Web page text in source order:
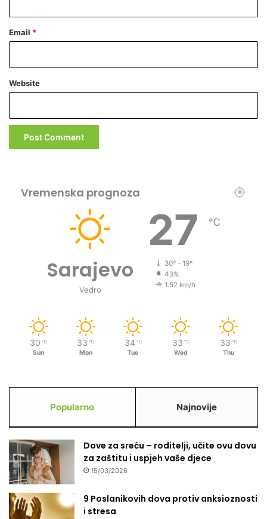
Email *
Website
Vremenska prognoza
Sarajevo
Vedro
27 ℃
30º - 19º
43%
1.52 km/h
30 ℃
Sun
33 ℃
Mon
34 ℃
Tue
33 ℃
Wed
33 ℃
Thu
Popularno Najnovije
Dove za sreću – roditelji, učite ovu dovu
za zaštitu i uspjeh vaše djece
15/03/2026
9 Poslanikovih dova protiv anksioznosti
i stresa